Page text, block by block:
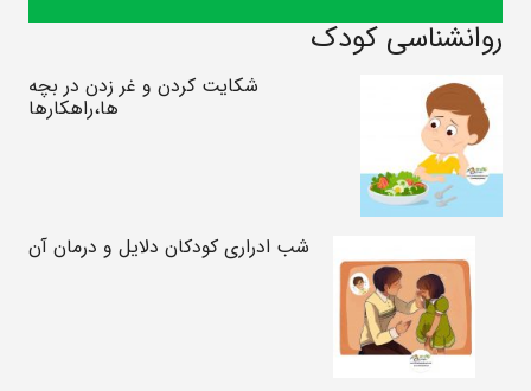
روانشناسی کودک
شکایت کردن و غر زدن در بچه
ها،راهکارها
شب ادراری کودکان دلایل و درمان آن